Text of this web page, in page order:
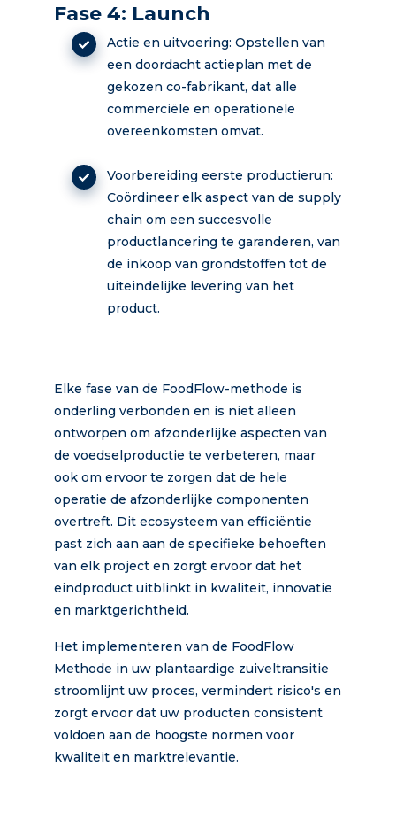
Fase 4: Launch
Actie en uitvoering: Opstellen van
een doordacht actieplan met de
gekozen co-fabrikant, dat alle
commerciële en operationele
overeenkomsten omvat.
Voorbereiding eerste productierun:
Coördineer elk aspect van de supply
chain om een succesvolle
productlancering te garanderen, van
de inkoop van grondstoffen tot de
uiteindelijke levering van het
product.
Elke fase van de FoodFlow-methode is
onderling verbonden en is niet alleen
ontworpen om afzonderlijke aspecten van
de voedselproductie te verbeteren, maar
ook om ervoor te zorgen dat de hele
operatie de afzonderlijke componenten
overtreft. Dit ecosysteem van efficiëntie
past zich aan aan de specifieke behoeften
van elk project en zorgt ervoor dat het
eindproduct uitblinkt in kwaliteit, innovatie
en marktgerichtheid.
Het implementeren van de FoodFlow
Methode in uw plantaardige zuiveltransitie
stroomlijnt uw proces, vermindert risico's en
zorgt ervoor dat uw producten consistent
voldoen aan de hoogste normen voor
kwaliteit en marktrelevantie.